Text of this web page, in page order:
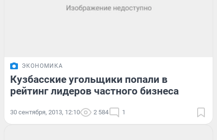
ЭКОНОМИКА
Кузбасские угольщики попали в
рейтинг лидеров частного бизнеса
30 сентября, 2013, 12:10 2 584 1